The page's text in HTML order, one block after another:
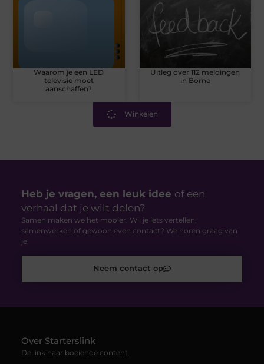
Waarom je een LED
televisie moet
aanschaffen?
Uitleg over 112 meldingen
in Borne
Winkelen
Heb je vragen, een leuk idee of een
verhaal dat je wilt delen?
Samen maken we het mooier. Wil je iets vertellen,
samenwerken of gewoon even contact? We horen graag van
je!
Neem contact op
Over Starterslink
De link naar boeiende content.